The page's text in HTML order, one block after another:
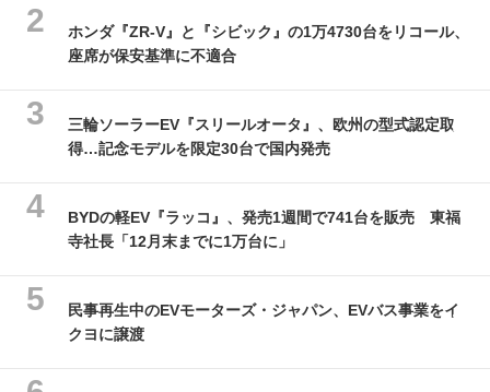
ホンダ『ZR-V』と『シビック』の1万4730台をリコール、
座席が保安基準に不適合
三輪ソーラーEV『スリールオータ』、欧州の型式認定取
得…記念モデルを限定30台で国内発売
BYDの軽EV『ラッコ』、発売1週間で741台を販売 東福
寺社長「12月末までに1万台に」
民事再生中のEVモーターズ・ジャパン、EVバス事業をイ
クヨに譲渡